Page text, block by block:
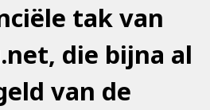
tak van
die bijna al
van de